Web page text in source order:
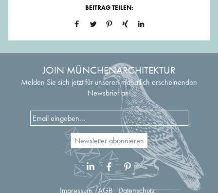
BEITRAG TEILEN:
JOIN MÜNCHENARCHITEKTUR
Melden Sie sich jetzt für unseren monatlich erscheinenden
Newsbrief an!
Impressum AGB Datenschutz